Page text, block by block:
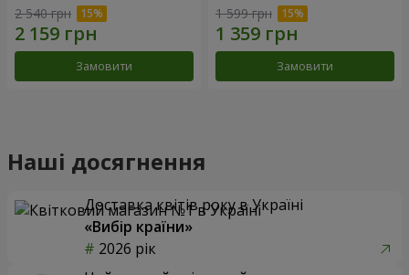
2 540 грн
Замовити
1 599 грн
Замовити
Наші досягнення
Доставка квітів року в Україні
«Вибір країни»
2026 рік